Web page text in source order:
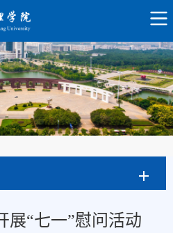
展“七一”慰问活动